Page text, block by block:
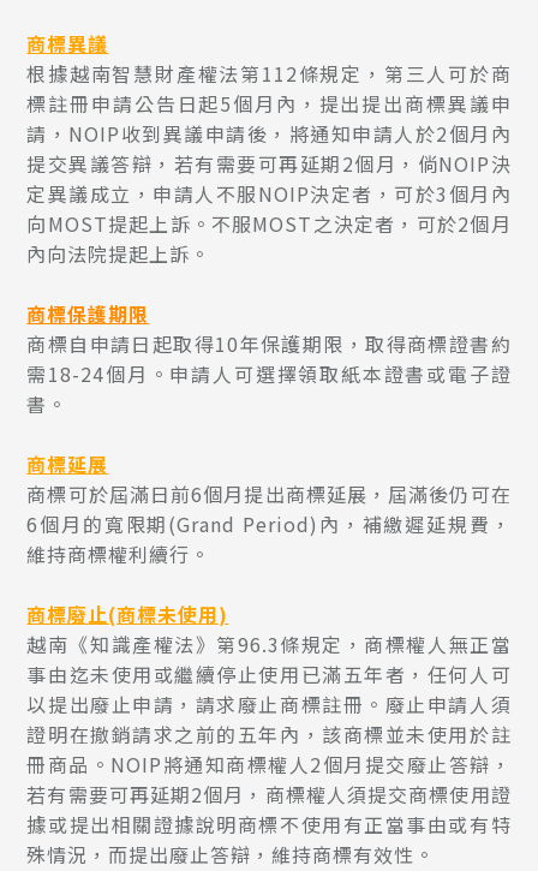
商標異議
根據越南智慧財產權法第112條規定，第三人可於商
標註冊申請公告日起5個月內，提出提出商標異議申
請，NOIP收到異議申請後，將通知申請人於2個月內
提交異議答辯，若有需要可再延期2個月，倘NOIP決
定異議成立，申請人不服NOIP決定者，可於3個月內
向MOST提起上訴。不服MOST之決定者，可於2個月
內向法院提起上訴。
商標保護期限
商標自申請日起取得10年保護期限，取得商標證書約
需18-24個月。申請人可選擇領取紙本證書或電子證
書。
商標延展
商標可於屆滿日前6個月提出商標延展，屆滿後仍可在
6個月的寬限期(Grand Period)內，補繳遲延規費，
維持商標權利續行。
商標廢止(商標未使用)
越南《知識產權法》第96.3條規定，商標權人無正當
事由迄未使用或繼續停止使用已滿五年者，任何人可
以提出廢止申請，請求廢止商標註冊。廢止申請人須
證明在撤銷請求之前的五年內，該商標並未使用於註
冊商品。NOIP將通知商標權人2個月提交廢止答辯，
若有需要可再延期2個月，商標權人須提交商標使用證
據或提出相關證據說明商標不使用有正當事由或有特
殊情況，而提出廢止答辯，維持商標有效性。